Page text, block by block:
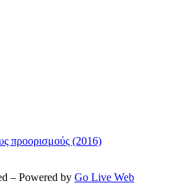
προορισμούς (2016)
– Powered by Go Live Web